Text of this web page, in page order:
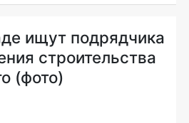
ищут подрядчика
строительства
(фото)